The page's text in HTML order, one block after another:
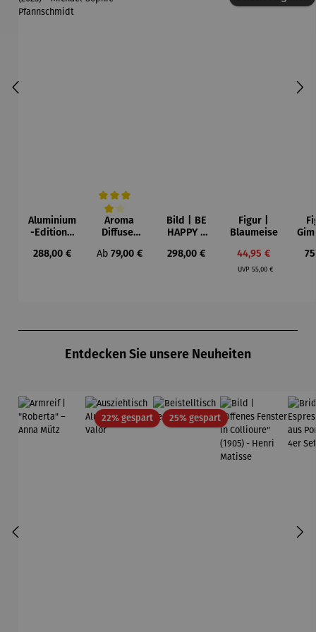
Aluminium
-Edition |
MY LIFE
Regulärer Preis:
288,00 €
Durchschnittliche Bewertung von 4 von 5 Sternen
Aroma
Diffuser
Laterne –
Regulärer Preis:
Ab 79,00 €
Bild | BE
HAPPY –
Pfannsch
Regulärer Preis:
298,00 €
Figur |
Blaumeise
Verkaufspreis:
44,95 €
UVP Regulärer Preis:
55,00 €
Entdecken Sie unsere Neuheiten
22% gespartRabatt25% gespartRabatt